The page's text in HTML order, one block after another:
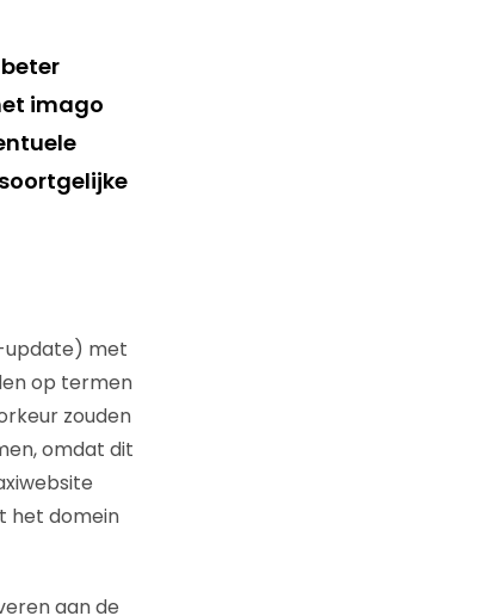
imago
update) met
op termen
zouden
omdat dit
het domein
aan de